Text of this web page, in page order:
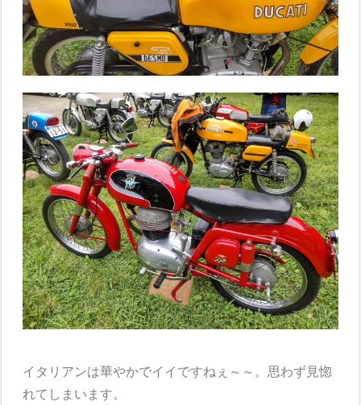
イタリアンは華やかでイイですねぇ～～。思わず見惚
れてしまいます。